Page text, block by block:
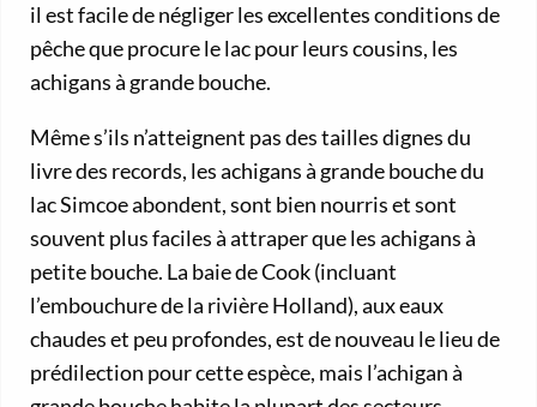
il est facile de négliger les excellentes conditions de
pêche que procure le lac pour leurs cousins, les
achigans à grande bouche.
Même s’ils n’atteignent pas des tailles dignes du
livre des records, les achigans à grande bouche du
lac Simcoe abondent, sont bien nourris et sont
souvent plus faciles à attraper que les achigans à
petite bouche. La baie de Cook (incluant
l’embouchure de la rivière Holland), aux eaux
chaudes et peu profondes, est de nouveau le lieu de
prédilection pour cette espèce, mais l’achigan à